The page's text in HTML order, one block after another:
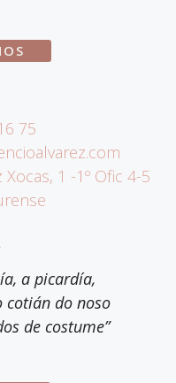
75
1 -1º Ofic 4-5
a picardía,
cotián do noso
de costume”